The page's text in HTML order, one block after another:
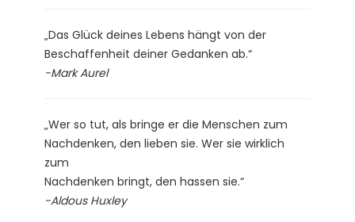
„Das Glück deines Lebens hängt von der
Beschaffenheit deiner Gedanken ab.“
-Mark Aurel
„Wer so tut, als bringe er die Menschen zum
Nachdenken, den lieben sie. Wer sie wirklich
zum
Nachdenken bringt, den hassen sie.“
-Aldous Huxley